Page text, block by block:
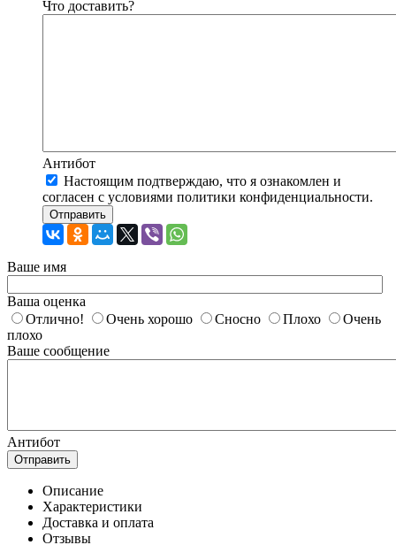
Что доставить?
Антибот
Настоящим подтверждаю, что я ознакомлен и
согласен с условиями политики конфиденциальности.
Отправить
Ваше имя
Ваша оценка
Отлично!
Очень хорошо Сносно Плохо
Очень
плохо
Ваше сообщение
Антибот
Отправить
Описание
Характеристики
Доставка и оплата
Отзывы